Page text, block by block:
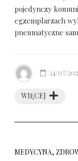
pojedynczy
egzemplarzach
pneumatyczne
WIĘCEJ
24/07/
MEDYCYNA,